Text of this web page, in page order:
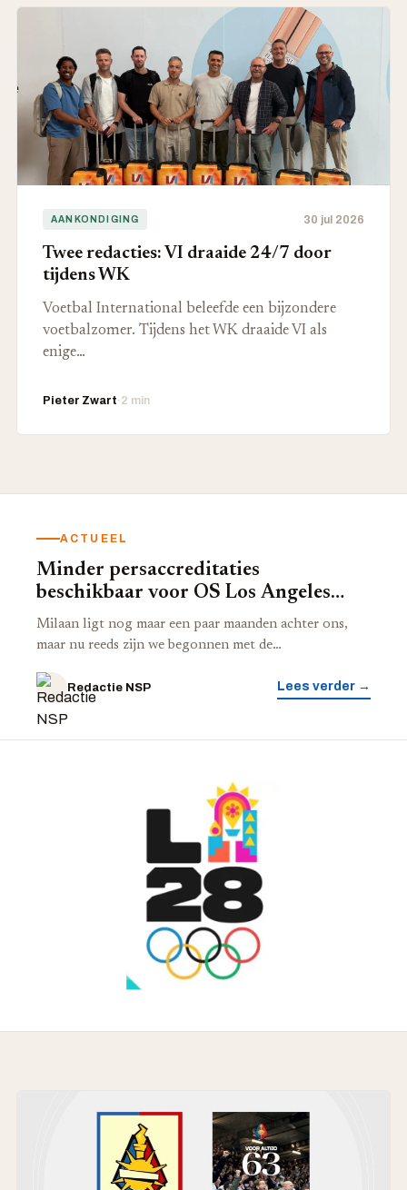
AANKONDIGING 30 jul 2026
Twee redacties: VI draaide 24/7 door
tijdens WK
Voetbal International beleefde een bijzondere
voetbalzomer. Tijdens het WK draaide VI als
enige…
Pieter Zwart·2 min
ACTUEEL
Minder persaccreditaties
beschikbaar voor OS Los Angeles
2028
Milaan ligt nog maar een paar maanden achter ons,
maar nu reeds zijn we begonnen met de…
Redactie NSP Lees verder →